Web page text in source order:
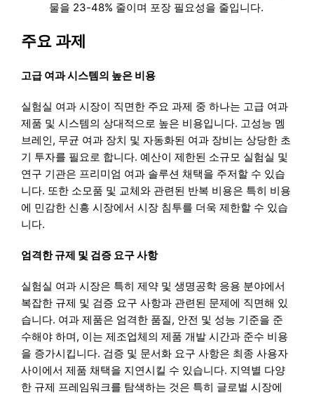
물을 23-48% 줄이며 포장 필요성을 줄입니다.
주요 과제
고급 여과 시스템의 높은 비용
실험실 여과 시장이 직면한 주요 과제 중 하나는 고급 여과
제품 및 시스템의 상대적으로 높은 비용입니다. 고성능 멤
브레인, 무균 여과 장치 및 자동화된 여과 장비는 상당한 초
기 투자를 필요로 합니다. 예산이 제한된 소규모 실험실 및
연구 기관은 프리미엄 여과 솔루션 채택을 주저할 수 있습
니다. 또한 소모품 및 교체와 관련된 반복 비용은 특히 비용
에 민감한 신흥 시장에서 시장 침투를 더욱 제한할 수 있습
니다.
엄격한 규제 및 검증 요구 사항
실험실 여과 시장은 특히 제약 및 생명공학 응용 분야에서
복잡한 규제 및 검증 요구 사항과 관련된 문제에 직면해 있
습니다. 여과 제품은 엄격한 품질, 안전 및 성능 기준을 준
수해야 하며, 이는 제조업체의 제품 개발 시간과 준수 비용
을 증가시킵니다. 검증 및 문서화 요구 사항은 최종 사용자
사이에서 제품 채택을 지연시킬 수 있습니다. 지역별 다양
한 규제 프레임워크를 탐색하는 것은 특히 글로벌 시장에